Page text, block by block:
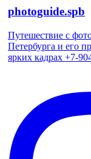
photoguide.spb
Путешествие с
Петербурга и его
ярких кадрах +7-